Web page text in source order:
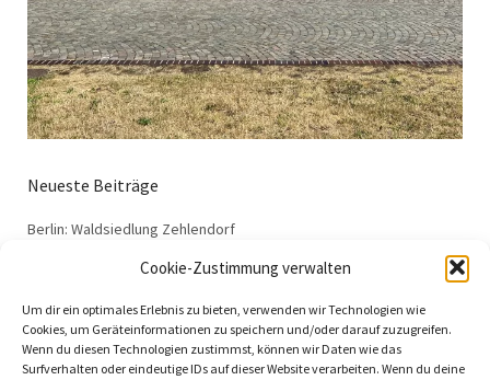
Cookie-Zustimmung verwalten
Um dir ein optimales Erlebnis zu bieten, verwenden wir Technologien wie
Cookies, um Geräteinformationen zu speichern und/oder darauf zuzugreifen.
Wenn du diesen Technologien zustimmst, können wir Daten wie das
Surfverhalten oder eindeutige IDs auf dieser Website verarbeiten. Wenn du deine
Neueste Beiträge
Berlin: Waldsiedlung Zehlendorf
Dessau: Haus Anton
Dessau: Arbeitsamt
Dessau: 100 Jahre Bauhaus